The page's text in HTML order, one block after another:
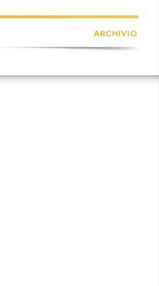
ARCHIVIO